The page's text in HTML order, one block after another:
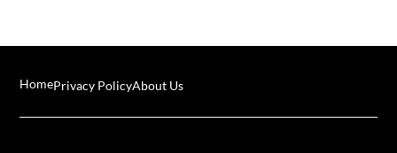
HomePrivacy PolicyAbout Us